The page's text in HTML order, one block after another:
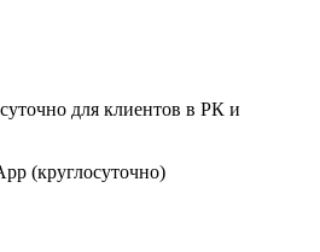
для клиентов в РК и
(круглосуточно)